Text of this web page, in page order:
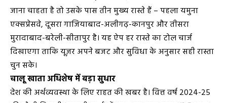
जाना चाहता है तो उसके पास तीन मुख्य रास्ते हैं – पहला यमुना
एक्सप्रेसवे, दूसरा गाजियाबाद-अलीगढ़-कानपुर और तीसरा
मुरादाबाद-बरेली-सीतापुर है। यह ऐप हर रास्ते का टोल चार्ज
दिखाएगा ताकि यूज़र अपने बजट और सुविधा के अनुसार सही रास्ता
चुन सके।
चालू खाता अधिशेष में बड़ा सुधार
देश की अर्थव्यवस्था के लिए राहत की खबर है। वित्त वर्ष 2024-25